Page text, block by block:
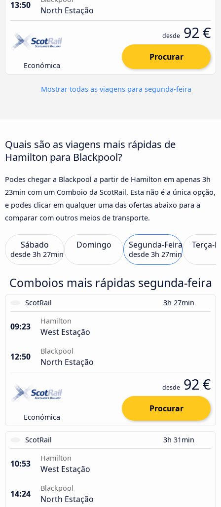
13:50 North Estação
Económica
desde 92 €
Procurar
Mostrar todas as viagens para segunda-feira
Quais são as viagens mais rápidas de
Hamilton para Blackpool?
Podes chegar a Blackpool a partir de Hamilton em apenas 3h
23min com um Comboio da ScotRail. Esta não é a única opção,
e podes clicar em qualquer uma das ofertas abaixo para a
comparar com outros meios de transporte.
Sábado
desde 3h 27min
Domingo Segunda-Feira
desde 3h 27min
Terça-
Comboios mais rápidas segunda-feira
ScotRail 3h 27min
09:23
Hamilton
West Estação
12:50
Blackpool
North Estação
Económica
desde 92 €
Procurar
ScotRail 3h 31min
10:53
Hamilton
West Estação
14:24
Blackpool
North Estação